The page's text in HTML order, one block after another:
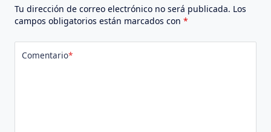
Tu dirección de correo electrónico no será publicada. Los
campos obligatorios están marcados con *
Comentario*